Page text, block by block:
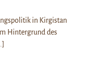
in Kirgistan
Hintergrund des